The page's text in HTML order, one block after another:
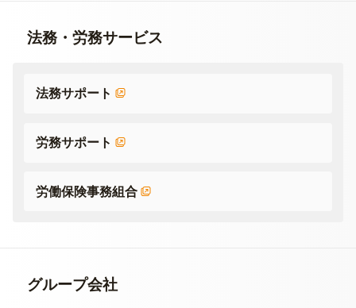
法務・労務サービス
法務サポート
労務サポート
労働保険事務組合
グループ会社